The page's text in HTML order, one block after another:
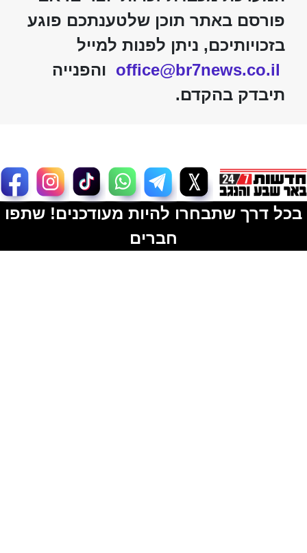
פורסם באתר תוכן שלטענתכם פוגע
בזכויותיכם, ניתן לפנות למייל
office@br7news.co.il והפנייה
תיבדק בהקדם.
בכל דרך שתבחרו להיות מעודכנים! שתפו
חברים